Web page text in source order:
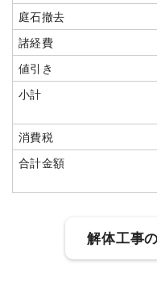
小計
消費税
合計金額
庭石撤去
諸経費
値引き
小計
消費税
合計金額
解体工事